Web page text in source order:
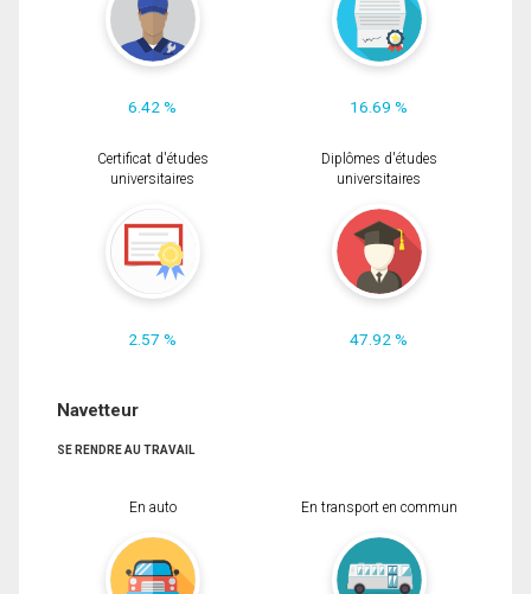
6.42 % 16.69 %
Certificat d'études
universitaires
2.57 %
Diplômes d'études
universitaires
47.92 %
Navetteur
SE RENDRE AU TRAVAIL
En auto En transport en commun